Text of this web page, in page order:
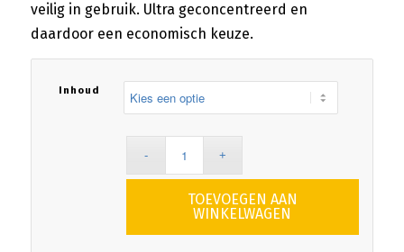
veilig in gebruik. Ultra geconcentreerd en
daardoor een economisch keuze.
Inhoud
TOEVOEGEN AAN
WINKELWAGEN